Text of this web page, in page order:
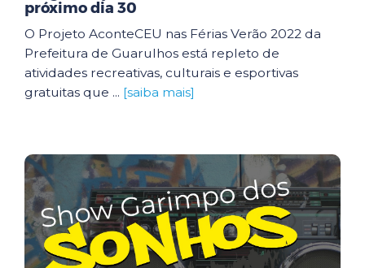
próximo dia 30
O Projeto AconteCEU nas Férias Verão 2022 da
Prefeitura de Guarulhos está repleto de
atividades recreativas, culturais e esportivas
gratuitas que ... [saiba mais]